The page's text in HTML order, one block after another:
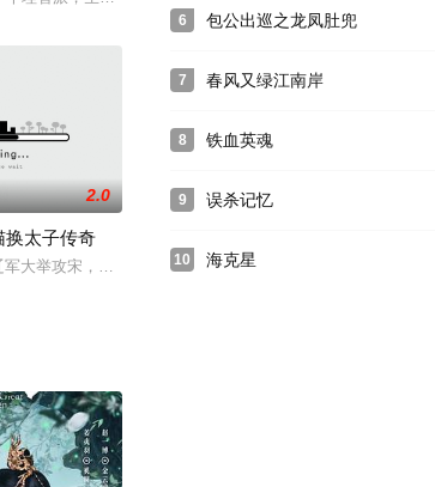
子之间的亲情，恋人之间的爱情和朋友之间的友情人与人
事。女法医冷严夕应邀到师兄家做客，不料却看到师兄一
2.0
换太子传奇
大举攻宋，要塞澶州危急。真宗皇帝率禁军主力增援，然
6 包公出巡之龙凤肚兜
7 春风又绿江南岸
8 铁血英魂
9 误杀记忆
10 海克星